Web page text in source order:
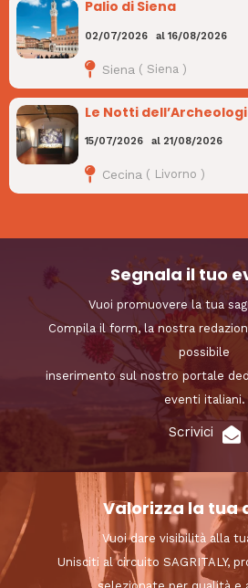
Palio di Siena
02/07/2026 al16/08/2026
Siena ( Siena )
Le Notti
15/07/2026 al 21/08/2026
Cecina ( Livorno )
Segnala il tuo
Vuoi promuovere la tua
Compila il form, la nostra
possibile
inserimento sul nostro portale
eventi italiani.
Scrivici
Valorizza la tua
Vuoi dare visibilità alla
Unisciti al circuito SAGRITALY,